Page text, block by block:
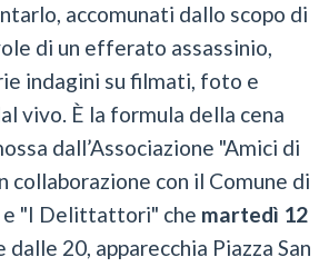
accomunati dallo scopo di
di un efferato assassinio,
indagini su filmati, foto e
vivo. È la formula della cena
dall’Associazione "Amici di
collaborazione con il Comune di
e "I Delittattori" che martedì 12
dalle 20, apparecchia Piazza San